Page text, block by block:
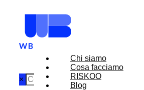
Chi siamo
Cosa facciamo
RISKOO
Blog
×